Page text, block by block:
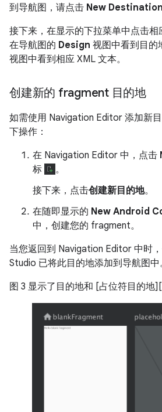
到导航图，请点击 New Destination
接下来，在显示的下拉菜单中点击
在导航图的 Design 视图中看到目的
视图中看到相应 XML 文本。
创建新的 fragment 目的地
如需使用 Navigation Editor 添加新
下操作：
在 Navigation Editor 中，点击
标
。
接下来，点击创建新目的地。
在随即显示的 New Android
中，创建您的 fragment。
当您返回到 Navigation Editor 中时
Studio 已将此目的地添加到导航图中
图 3 显示了目的地和 [占位符目的地